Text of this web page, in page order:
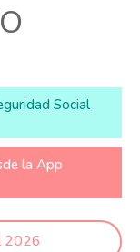
Social
la App
2026